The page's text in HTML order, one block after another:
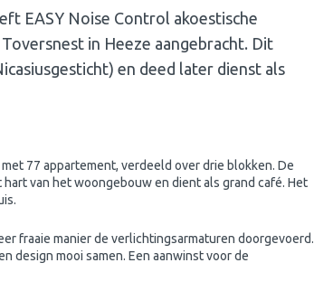
EASY Noise Control akoestische
in Heeze aangebracht. Dit
en deed later dienst als
77 appartement, verdeeld over drie blokken. De
van het woongebouw en dient als grand café. Het
fraaie manier de verlichtingsarmaturen doorgevoerd.
design mooi samen. Een aanwinst voor de